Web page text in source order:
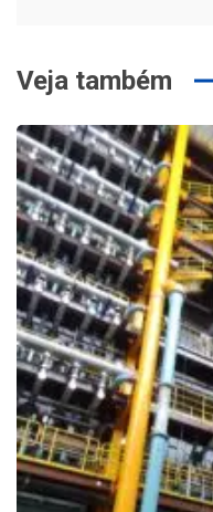
Veja também